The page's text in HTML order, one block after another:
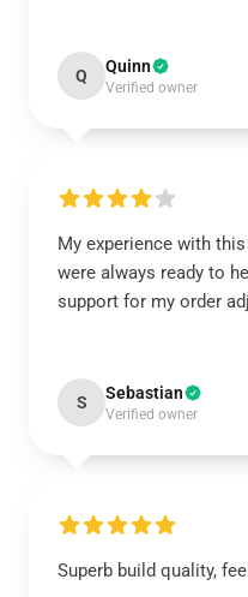
Q Quinn
Verified owner
My experience with
were always ready to
support for my order
S Sebastian
Verified owner
Superb build quality,